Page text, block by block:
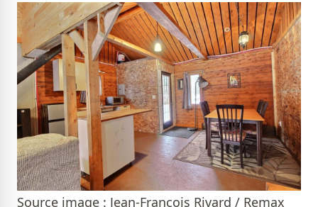
Source image : Jean-François Rivard / Remax